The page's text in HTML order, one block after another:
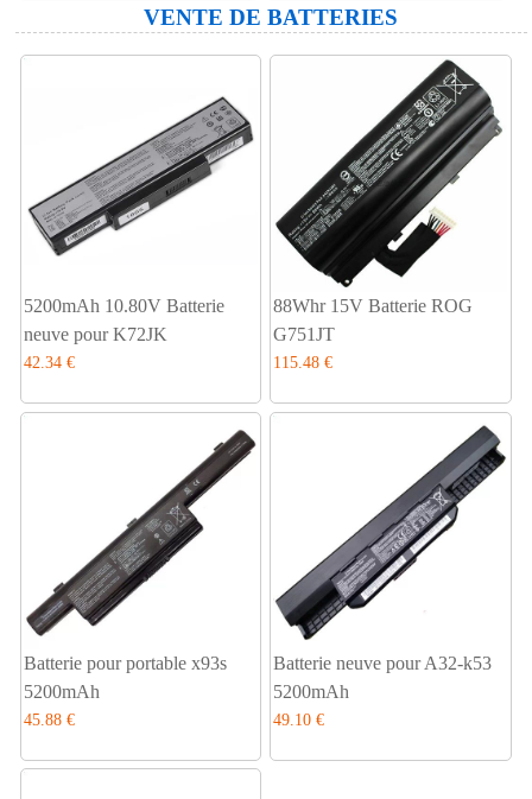
VENTE DE BATTERIES
5200mAh 10.80V Batterie
neuve pour K72JK
42.34 €
88Whr 15V Batterie ROG
G751JT
115.48 €
Batterie pour portable x93s
5200mAh
45.88 €
Batterie neuve pour A32-k53
5200mAh
49.10 €